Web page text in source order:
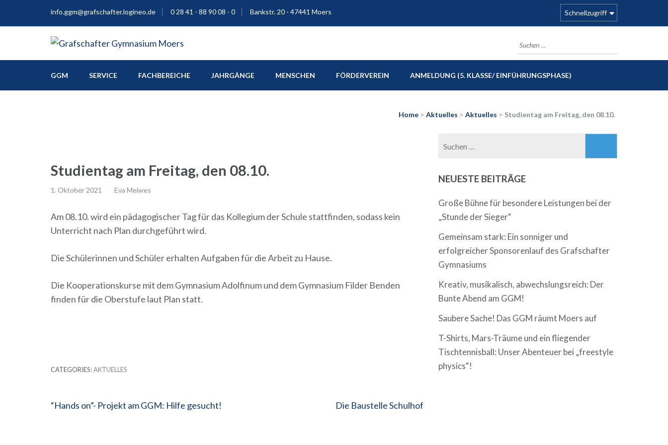
info.ggm@grafschafter.logineo.de 0 28 41 - 88 90 08 - 0 Bankstr. 20 - 47441 Moers Schnellzugriff
Grafschafter Gymnasium Moers
Suchen
nach:
GGM SERVICE FACHBEREICHE JAHRGÄNGE MENSCHEN FÖRDERVEREIN ANMELDUNG (5. KLASSE/ EINFÜHRUNGSPHASE)
Home > Aktuelles > Aktuelles > Studientag am Freitag, den 08.10.
Studientag am Freitag, den 08.10.
1. Oktober 2021 Eva Meiwes
Am 08.10. wird ein pädagogischer Tag für das Kollegium der Schule stattfinden, sodass kein
Unterricht nach Plan durchgeführt wird.
Die Schülerinnen und Schüler erhalten Aufgaben für die Arbeit zu Hause.
Die Kooperationskurse mit dem Gymnasium Adolfinum und dem Gymnasium Filder Benden
finden für die Oberstufe laut Plan statt.
CATEGORIES:AKTUELLES
Beitragsnavigation
“Hands on”- Projekt am GGM: Hilfe gesucht! Die Baustelle Schulhof
NEUESTE BEITRÄGE
Große Bühne für besondere Leistungen bei der
„Stunde der Sieger“
Gemeinsam stark: Ein sonniger und
erfolgreicher Sponsorenlauf des Grafschafter
Gymnasiums
Kreativ, musikalisch, abwechslungsreich: Der
Bunte Abend am GGM!
Saubere Sache! Das GGM räumt Moers auf
T-Shirts, Mars-Träume und ein fliegender
Tischtennisball: Unser Abenteuer bei „freestyle
physics“!